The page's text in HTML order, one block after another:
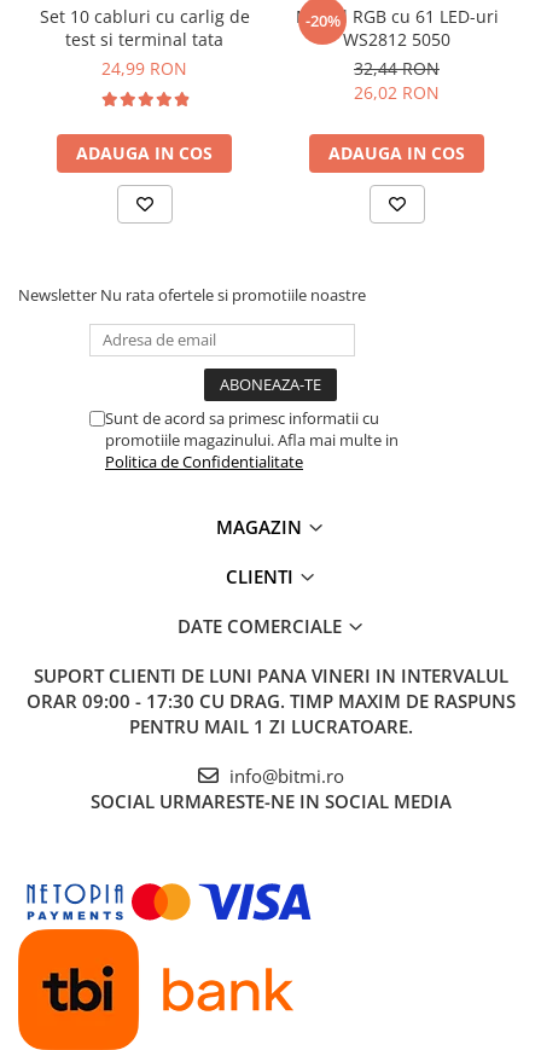
Set 10 cabluri cu carlig de
test si terminal tata
24,99 RON
ADAUGA IN COS
-20%
Modul RGB cu 61 LED-uri
WS2812 5050
32,44 RON
26,02 RON
ADAUGA IN COS
Newsletter Nu rata ofertele si promotiile noastre
Sunt de acord sa primesc informatii cu
promotiile magazinului. Afla mai multe in
Politica de Confidentialitate
MAGAZIN
CLIENTI
DATE COMERCIALE
SUPORT CLIENTI DE LUNI PANA VINERI IN INTERVALUL
ORAR 09:00 - 17:30 CU DRAG. TIMP MAXIM DE RASPUNS
PENTRU MAIL 1 ZI LUCRATOARE.
info@bitmi.ro
SOCIAL URMARESTE-NE IN SOCIAL MEDIA